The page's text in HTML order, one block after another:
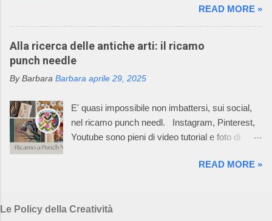
capi dell’azienda consiste nell’utilizzare
macchinari, che permettono di realizzare ogni
singolo pezzo del prodotto già nella taglia
desiderata e non un rettangolo di maglia dal
quale tagliare le varie parti per poi assemblarle.
diventare un'opera d'arte. Il mio racconto non
può non partire dalla materia prima: il metallo è
un elemento chimico caratterizzato da alto
elevata. L’uso dei metalli, dalla produzione di
aventi valore espressivo autonomo, è diffuso fin
dalle civiltà più antiche. Le tecniche di
lavorazione sono elaborate in un lento processo,
lamine di metallo giunge alle tecniche di fusione,
di espressione artistica, nella realizzazione di
READ MORE »
Alla ricerca delle antiche arti: il ricamo
punch needle
By Barbara Barbara aprile 29, 2025
E' quasi impossibile non imbattersi, sui social,
nel ricamo punch needl. Instagram, Pinterest,
Youtube sono pieni di video tutorial e foto di
sembra, facilissimi da realizzare. Oggi, la
creatività e slow craft, risuonano con una nuova
READ MORE »
Le Policy della Creatività